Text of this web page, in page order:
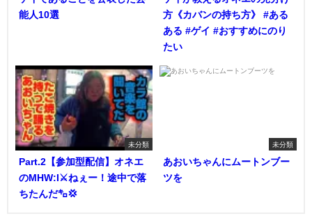
能人10選
方《カバンの持ち方》 #ある
ある #ゲイ #おすすめにのり
たい
未分類
Part.2【参加型配信】オネエ
のMHW:I⚔️ねぇー！途中で落
ちたんだ㌔💢
未分類
あおいちゃんにムートンブー
ツを